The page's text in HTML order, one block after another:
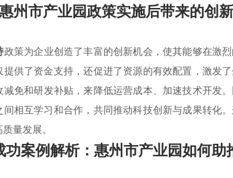
州市产业园政策实施后带来的创
政策为企业创造了丰富的创新机会，使其能够在激
提供了资金支持，还促进了资源的有效配置，激发
减免和研发补贴，来降低运营成本、加速技术开发
相互学习和合作，共同推动科技创新与成果转化
量发展。
功案例解析：惠州市产业园如何助